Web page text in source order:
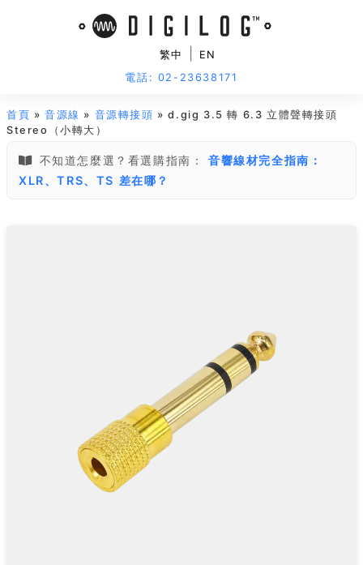
繁中
EN
電話: 02-23638171
首頁 »音源線 » 音源轉接頭 » d.gig 3.5 轉 6.3 立體聲轉接頭
Stereo（小轉大）
不知道怎麼選？看選購指南：
音響線材完全指南：
XLR、TRS、TS 差在哪？